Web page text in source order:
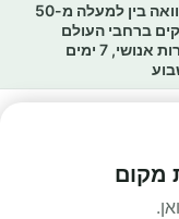
השוואה בין למעלה מ-50
ברחבי העולם
שירות אנושי, 7 ימים
מקום